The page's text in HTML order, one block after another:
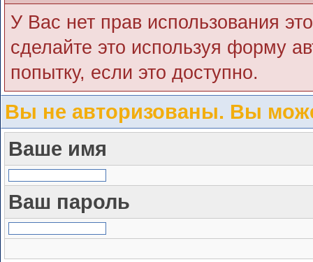
У Вас нет прав использования
сделайте это используя форму
попытку, если это доступно.
Вы не авторизованы. Вы
Ваше имя
Ваш пароль